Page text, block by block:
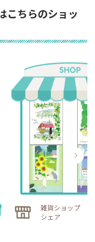
こちらのショッ
雑貨ショップ ハ
シェア